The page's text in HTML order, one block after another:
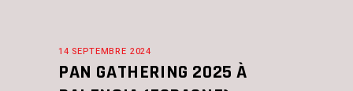
14 SEPTEMBRE 2024
PAN GATHERING 2025 À